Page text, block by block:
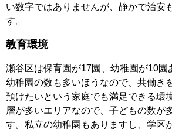
い数字ではありませんが、静かで治安
す。
教育環境
瀬谷区は保育園が17園、幼稚園が10園
幼稚園の数も多いほうなので、共働き
預けたいという家庭でも満足できる環
層が多いエリアなので、子どもの数が
す。私立の幼稚園もありますし、学区